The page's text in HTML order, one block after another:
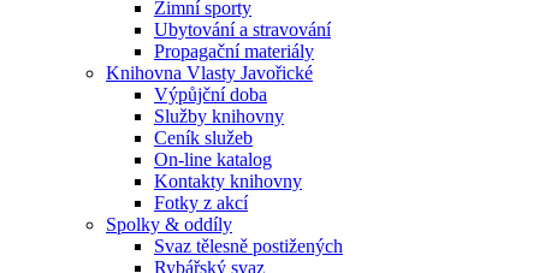
Zimní sporty
Ubytování a stravování
Propagační materiály
Knihovna Vlasty Javořické
Výpůjční doba
Služby knihovny
Ceník služeb
On-line katalog
Kontakty knihovny
Fotky z akcí
Spolky & oddíly
Svaz tělesně postižených
Rybářský svaz